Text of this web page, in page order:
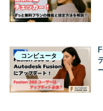
コンピュータ